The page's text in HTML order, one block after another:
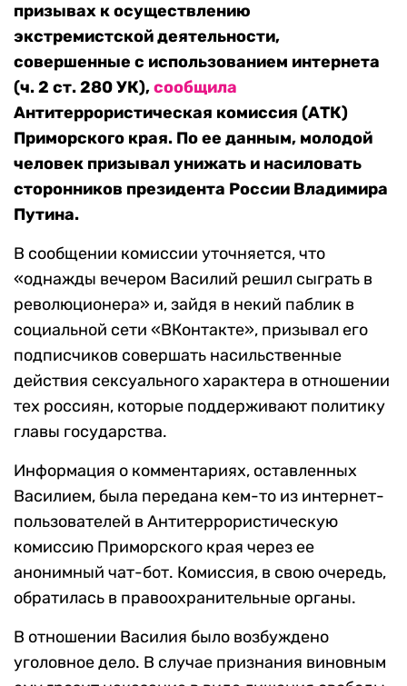
призывах к осуществлению
экстремистской деятельности,
совершенные с использованием интернета
(ч. 2 ст. 280 УК),сообщила
Антитеррористическая комиссия (АТК)
Приморского края. По ее данным, молодой
человек призывал унижать и насиловать
сторонников президента России Владимира
Путина.
В сообщении комиссии уточняется, что
«однажды вечером Василий решил сыграть в
революционера» и, зайдя в некий паблик в
социальной сети «ВКонтакте», призывал его
подписчиков совершать насильственные
действия сексуального характера в отношении
тех россиян, которые поддерживают политику
главы государства.
Информация о комментариях, оставленных
Василием, была передана кем-то из интернет-
пользователей в Антитеррористическую
комиссию Приморского края через ее
анонимный чат-бот. Комиссия, в свою очередь,
обратилась в правоохранительные органы.
В отношении Василия было возбуждено
уголовное дело. В случае признания виновным